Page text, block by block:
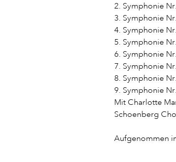
2. Symphonie
3. Symphonie
4. Symphonie
5. Symphonie
6. Symphonie
7. Symphonie
8. Symphonie
9. Symphonie
Mit Charlotte
Schoenberg
Aufgenommen